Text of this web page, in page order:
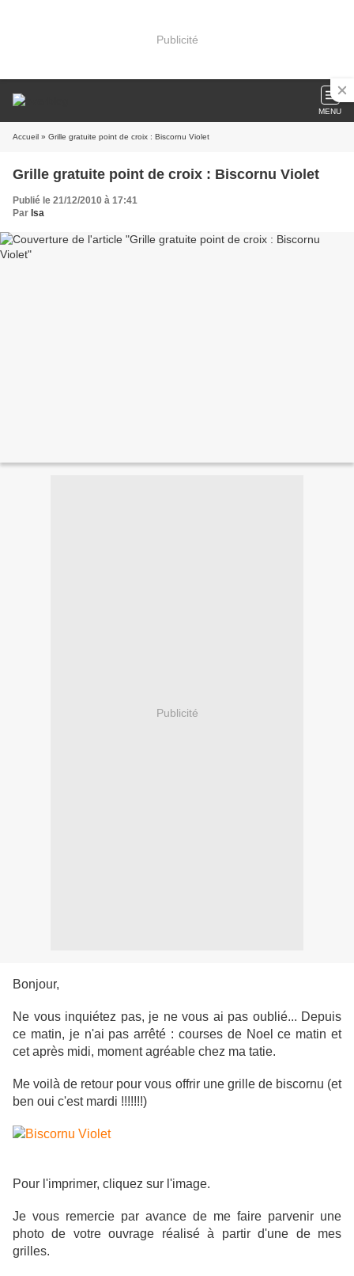
Publicité
MENU
Accueil » Grille gratuite point de croix : Biscornu Violet
Grille gratuite point de croix : Biscornu Violet
Publié le 21/12/2010 à 17:41
Par Isa
Publicité
Bonjour,
Ne vous inquiétez pas, je ne vous ai pas oublié... Depuis
ce matin, je n'ai pas arrêté : courses de Noel ce matin et
cet après midi, moment agréable chez ma tatie.
Me voilà de retour pour vous offrir une grille de biscornu (et
ben oui c'est mardi !!!!!!!)
Pour l'imprimer, cliquez sur l'image.
Je vous remercie par avance de me faire parvenir une
photo de votre ouvrage réalisé à partir d'une de mes
grilles.